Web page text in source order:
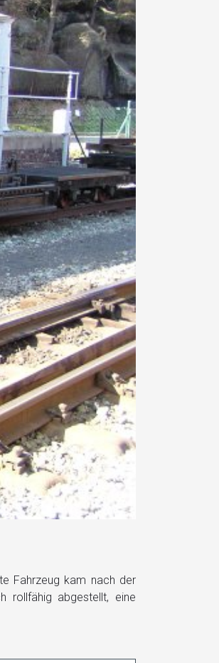
Fahrzeug kam nach der
rollfähig abgestellt, eine